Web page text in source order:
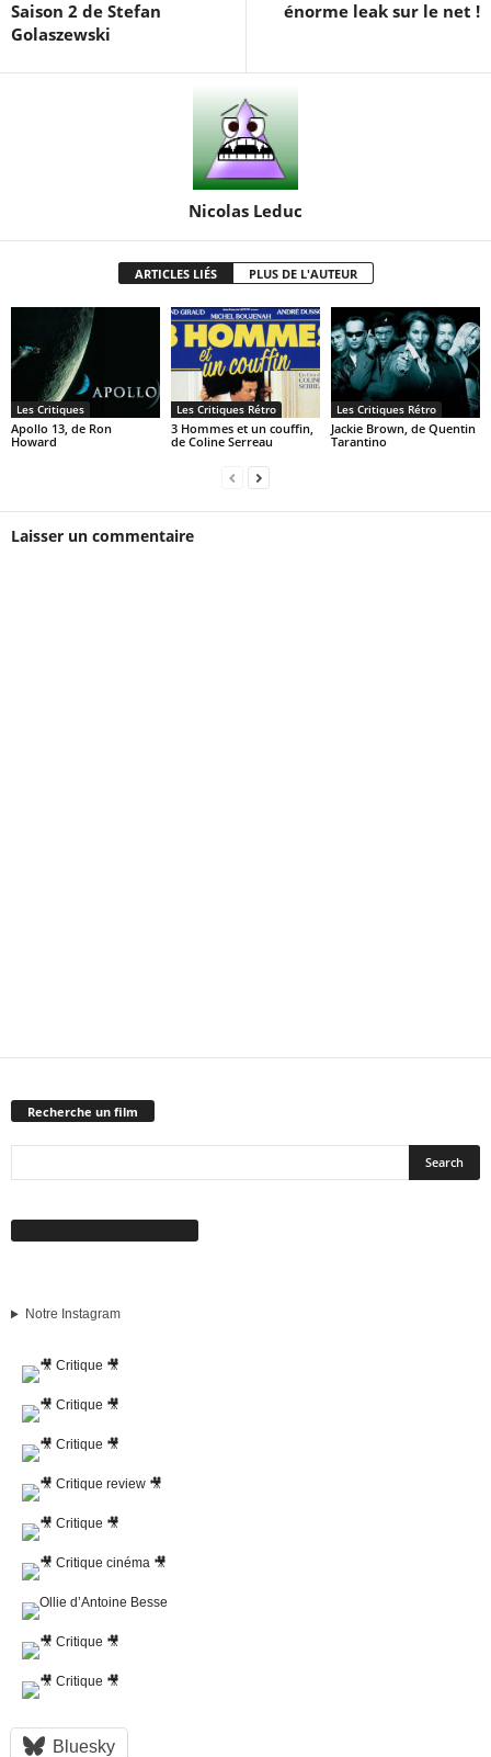
Saison 2 de Stefan
Golaszewski
énorme leak sur le net !
Nicolas Leduc
ARTICLES LIÉS PLUS DE L'AUTEUR
Les Critiques
Apollo 13, de Ron
Howard
Les Critiques Rétro
3 Hommes et un couffin,
de Coline Serreau
Les Critiques Rétro
Jackie Brown, de Quentin
Tarantino
Laisser un commentaire
Recherche un film
Notre Instagram
Bluesky